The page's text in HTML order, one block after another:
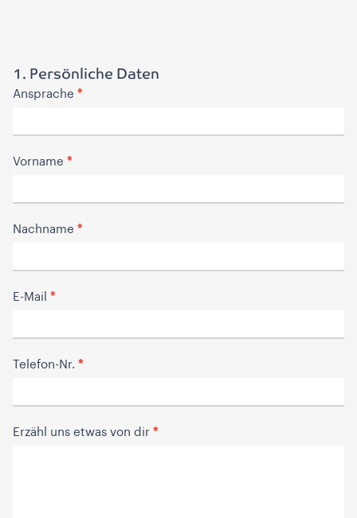
1. Persönliche Daten
Ansprache *
Vorname *
Nachname *
E-Mail *
Telefon-Nr. *
Erzähl uns etwas von dir *